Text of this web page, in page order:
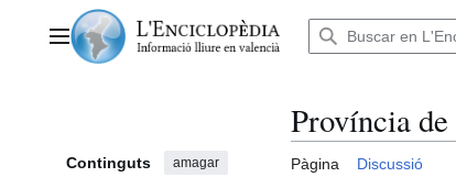
contingutMenú principal
Continguts amagar
Província
Pàgina Discussió